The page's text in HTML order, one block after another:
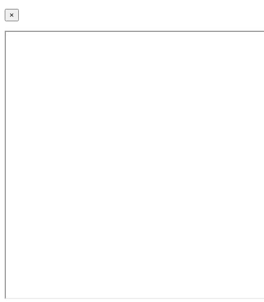
×